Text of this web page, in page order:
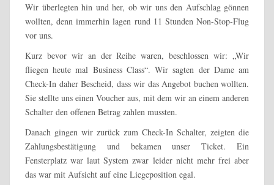
Wir überlegten hin und her, ob wir uns den Aufschlag gönnen
wollten, denn immerhin lagen rund 11 Stunden Non-Stop-Flug
vor uns.
Kurz bevor wir an der Reihe waren, beschlossen wir: „Wir
fliegen heute mal Business Class“. Wir sagten der Dame am
Check-In daher Bescheid, dass wir das Angebot buchen wollten.
Sie stellte uns einen Voucher aus, mit dem wir an einem anderen
Schalter den offenen Betrag zahlen mussten.
Danach gingen wir zurück zum Check-In Schalter, zeigten die
Zahlungsbestätigung und bekamen unser Ticket. Ein
Fensterplatz war laut System zwar leider nicht mehr frei aber
das war mit Aufsicht auf eine Liegeposition egal.